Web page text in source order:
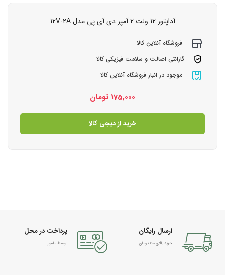
آداپتور 12 ولت 2 آمپر دی آی پی مدل 12V-2A
فروشگاه آنلاین کالا
گارانتی اصالت و سلامت فیزیکی کالا
موجود در انبار فروشگاه آنلاین کالا
175,000 تومان
خرید از دیجی کالا
ارسال رایگان
خرید بالای 600 تومان
پرداخت در محل
توسط مامور